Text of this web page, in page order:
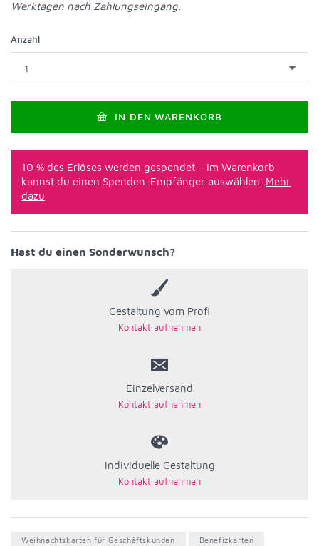
Werktagen nach Zahlungseingang.
Anzahl
IN DEN WARENKORB
10 % des Erlöses werden gespendet – im Warenkorb
kannst du einen Spenden-Empfänger auswählen. Mehr
dazu
Hast du einen Sonderwunsch?
Gestaltung vom Profi
Einzelversand
Individuelle Gestaltung
Weihnachtskarten für Geschäftskunden Benefizkarten